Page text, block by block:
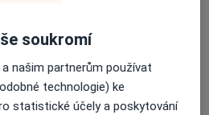
soukromí
našim partnerům používat
technologie) ke
statistické účely a poskytování